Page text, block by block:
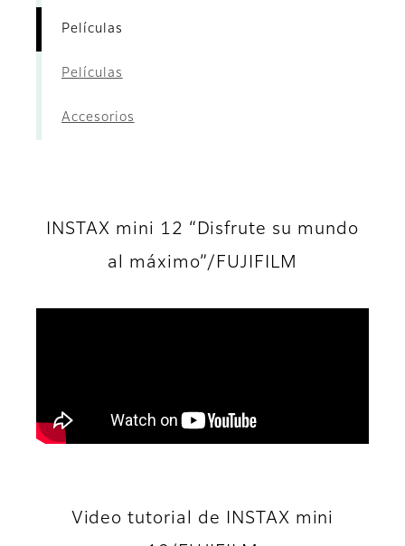
Películas
Películas
Accesorios
INSTAX mini 12 “Disfrute su mundo
al máximo”/FUJIFILM
Video tutorial de INSTAX mini